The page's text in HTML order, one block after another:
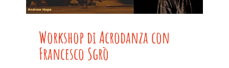
Workshop di Acrodanza con
Francesco Sgrò